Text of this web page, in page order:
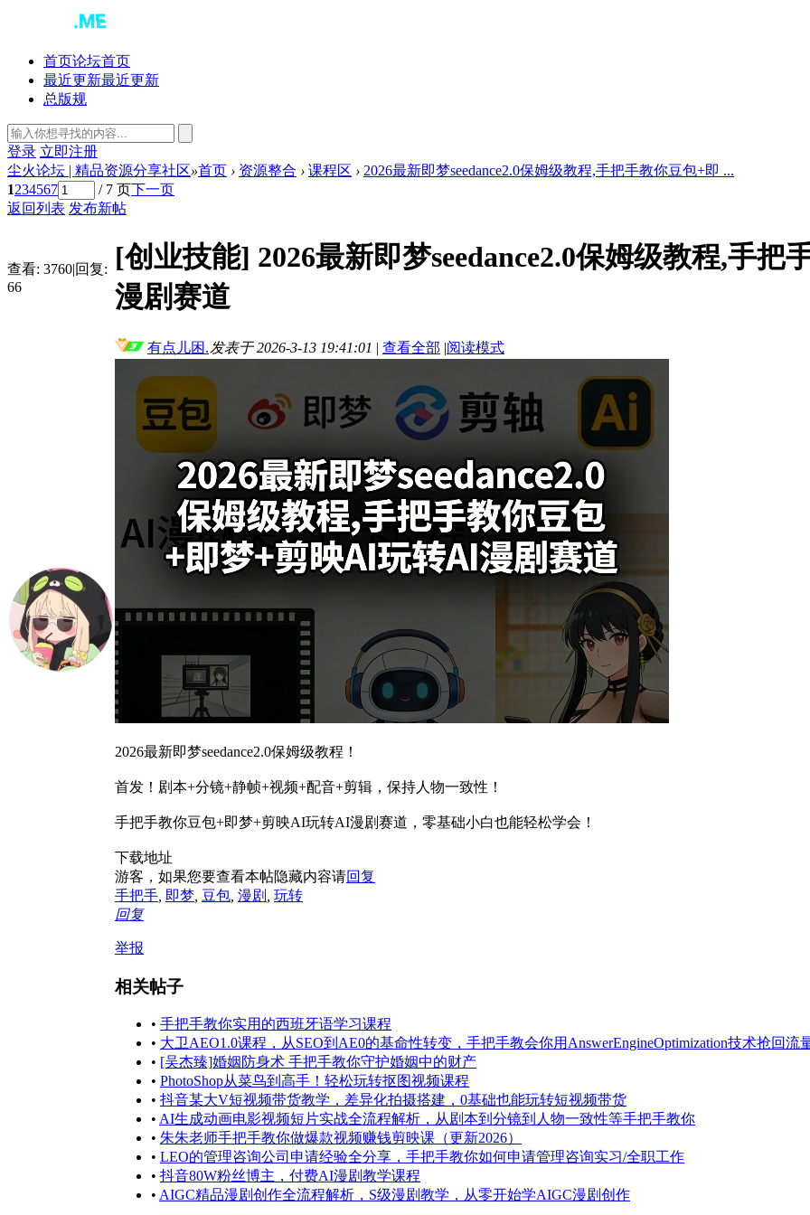
首页论坛首页
最近更新最近更新
总版规
登录 立即注册
尘火论坛 | 精品资源分享社区»首页 › 资源整合 › 课程区 › 2026最新即梦seedance2.0保姆级教程,手把手教你豆包+即 ...
1234567 / 7 页下一页
返回列表 发布新帖
查看: 3760|回复:
66
[创业技能] 2026最新即梦seedance2.0保姆级教程,手
漫剧赛道
有点儿困.发表于 2026-3-13 19:41:01 | 查看全部 |阅读模式
2026最新即梦seedance2.0保姆级教程！
首发！剧本+分镜+静帧+视频+配音+剪辑，保持人物一致性！
手把手教你豆包+即梦+剪映AI玩转AI漫剧赛道，零基础小白也能轻松学会！
下载地址
游客，如果您要查看本帖隐藏内容请回复
手把手 即梦 豆包 漫剧
玩转
回复
举报
相关帖子
• 手把手教你实用的西班牙语学习课程
• 大卫AEO1.0课程，从SEO到AE0的基命性转变，手把手教会你用AnswerEngineOptimization技术抢回流
• [吴杰臻]婚姻防身术 手把手教你守护婚姻中的财产
• PhotoShop从菜鸟到高手！轻松玩转抠图视频课程
• 抖音某大V短视频带货教学，差异化拍摄搭建，0基础也能玩转短视频带货
• AI生成动画电影视频短片实战全流程解析，从剧本到分镜到人物一致性等手把手教你
• 朱朱老师手把手教你做爆款视频赚钱剪映课（更新2026）
• LEO的管理咨询公司申请经验全分享，手把手教你如何申请管理咨询实习/全职工作
• 抖音80W粉丝博主，付费AI漫剧教学课程
• AIGC精品漫剧创作全流程解析，S级漫剧教学，从零开始学AIGC漫剧创作